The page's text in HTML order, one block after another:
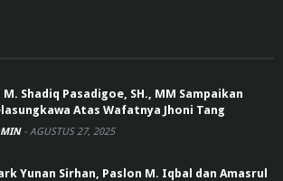
Shadiq Pasadigoe, SH., MM Sampaikan
Atas Wafatnya Jhoni Tang
- AGUSTUS 27, 2025
Yunan Sirhan, Paslon M. Iqbal dan Amasrul